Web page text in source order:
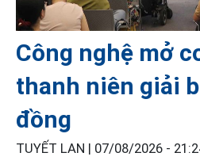
Công nghệ mở
thanh niên giải
đồng
TUYẾT LAN | 07/08/2026 -